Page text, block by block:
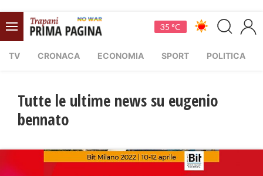
35 °C
TV CRONACA ECONOMIA SPORT POLITICA
Tutte le ultime news su eugenio
bennato